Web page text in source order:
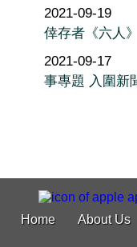
2021-09-19
倖存者《六人》
2021-09-17
事專題 入圍新
Home About Us